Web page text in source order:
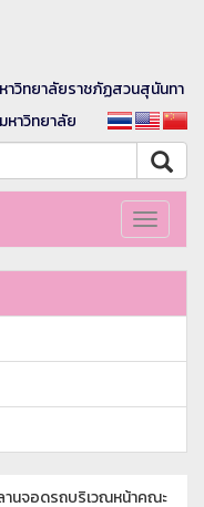
าวิทยาลัยราชภัฏสวนสุนันทา
หาวิทยาลัย
Toggle
านจอดรถบริเวณหน้าคณะ